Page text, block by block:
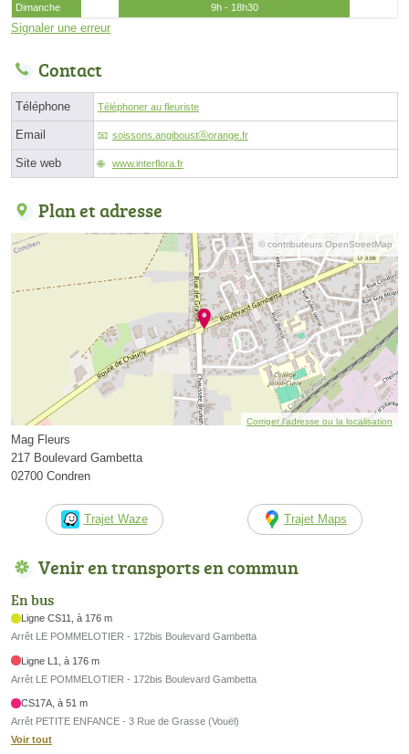
Dimanche
9h - 18h30
Signaler une erreur
Contact
Téléphone Téléphoner au fleuriste
Email soissons.angiboustⓐorange.fr
Site web www.interflora.fr
Plan et adresse
© contributeurs OpenStreetMap
Corriger l’adresse ou la localisation
Mag Fleurs
217 Boulevard Gambetta
02700 Condren
Trajet Waze Trajet Maps
Venir en transports en commun
En bus
Ligne CS11, à 176 m
Arrêt LE POMMELOTIER - 172bis Boulevard Gambetta
Ligne L1, à 176 m
Arrêt LE POMMELOTIER - 172bis Boulevard Gambetta
CS17A, à 51 m
Arrêt PETITE ENFANCE - 3 Rue de Grasse (Vouël)
Voir tout